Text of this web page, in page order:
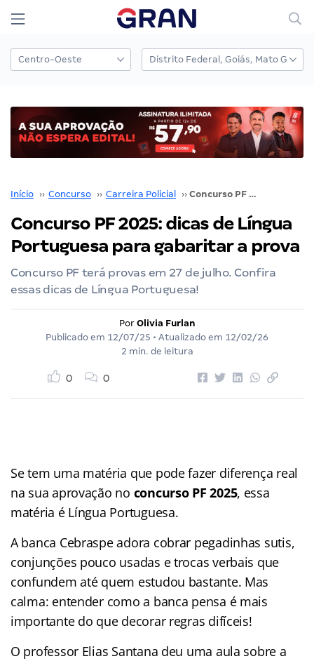
Início ›› Concurso ›› Carreira Policial ›› Concurso PF 2025: dicas de Língua Portuguesa para gabaritar a prova
Concurso PF 2025: dicas de Língua
Portuguesa para gabaritar a prova
Concurso PF terá provas em 27 de julho. Confira
essas dicas de Língua Portuguesa!
Por Olivia Furlan
Publicado em 12/07/25 • Atualizado em 12/02/26
2 min. de leitura
0 0
Se tem uma matéria que pode fazer diferença real
na sua aprovação no concurso PF 2025, essa
matéria é Língua Portuguesa.
A banca Cebraspe adora cobrar pegadinhas sutis,
conjunções pouco usadas e trocas verbais que
confundem até quem estudou bastante. Mas
calma: entender como a banca pensa é mais
importante do que decorar regras difíceis!
O professor Elias Santana deu uma aula sobre a